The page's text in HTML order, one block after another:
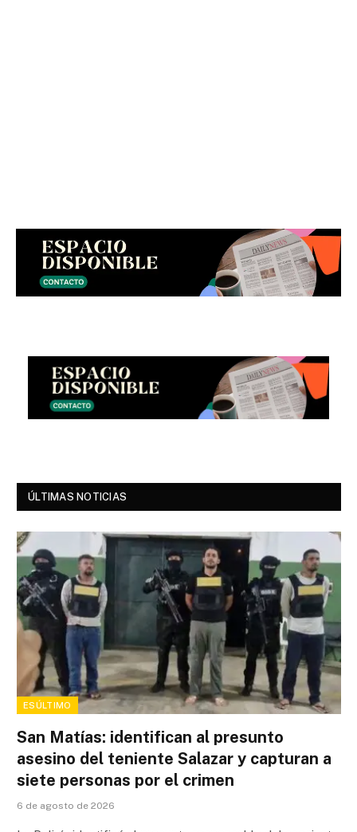
ÚLTIMAS NOTICIAS
ESÚLTIMO
San Matías: identifican al presunto
asesino del teniente Salazar y capturan a
siete personas por el crimen
6 de agosto de 2026